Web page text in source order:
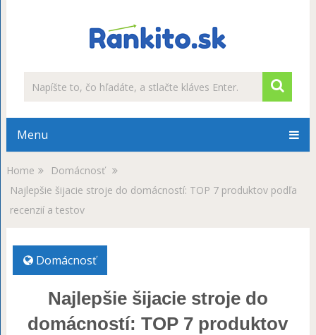
Menu
Home
Domácnosť
Najlepšie šijacie stroje do domácností: TOP 7 produktov podľa
recenzií a testov
Domácnosť
Najlepšie šijacie stroje do
domácností: TOP 7 produktov